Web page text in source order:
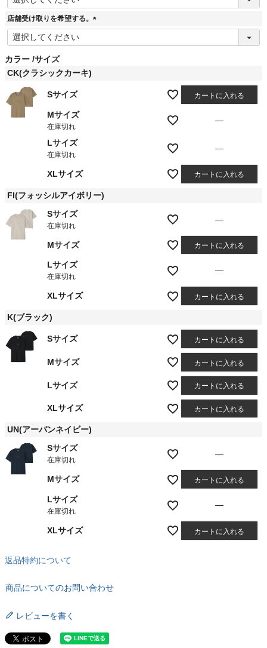
必
須
店舗受け取りを希望する。
(
カラー サイズ
CK(クラシックカーキ)
Sサイズ カートに入れる
Mサイズ
在庫切れ
—
Lサイズ
在庫切れ
—
XLサイズ カートに入れる
FI(フォッシルアイボリー)
Sサイズ
在庫切れ
—
Mサイズ カートに入れる
Lサイズ
在庫切れ
—
XLサイズ カートに入れる
K(ブラック)
Sサイズ カートに入れる
Mサイズ カートに入れる
Lサイズ カートに入れる
XLサイズ カートに入れる
UN(アーバンネイビー)
Sサイズ
在庫切れ
—
Mサイズ カートに入れる
Lサイズ
在庫切れ
—
XLサイズ カートに入れる
返品特約について
商品についてのお問い合わせ
レビューを書く